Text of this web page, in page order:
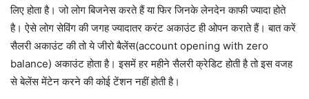
लिए होता है। जो लोग बिजनेस करते हैं या फिर जिनके लेनदेन काफी ज्यादा होते
है। ऐसे लोग सेविंग की जगह ज्यादातर करंट अकाउंट ही ओपन कराते हैं। बात करें
सैलरी अकाउंट की तो ये जीरो बैलेंस(account opening with zero
balance) अकाउंट होता है। इसमें हर महीने सैलरी क्रेडिट होती है तो इस वजह
से बेलेंस मेंटेन करने की कोई टेंशन नहीं होती है।